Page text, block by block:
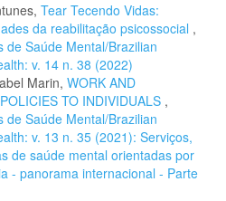
Tear Tecendo Vidas:
da reabilitação psicossocial ,
de Saúde Mental/Brazilian
v. 14 n. 38 (2022)
Marin, WORK AND
TO INDIVIDUALS ,
de Saúde Mental/Brazilian
v. 13 n. 35 (2021): Serviços,
de saúde mental orientadas por
- panorama internacional - Parte